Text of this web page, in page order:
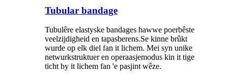
Tubular bandage
Tubulêre elastyske bandages hawwe poerbêste
veelzijdigheid en tapasberens.Se kinne brûkt
wurde op elk diel fan it lichem. Mei syn unike
netwurkstruktuer en operaasjemodus kin it tige
ticht by it lichem fan 'e pasjint wêze.